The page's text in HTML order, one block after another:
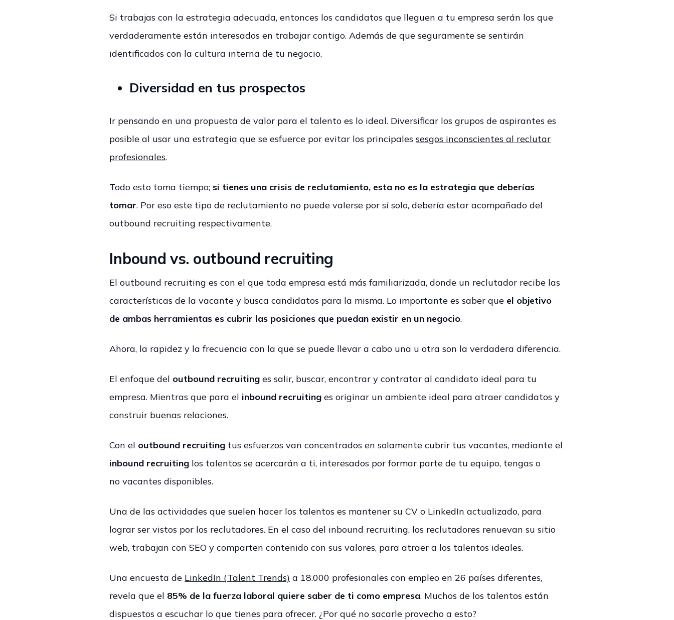
Si trabajas con la estrategia adecuada, entonces los candidatos que lleguen a tu empresa serán los que
verdaderamente están interesados en trabajar contigo. Además de que seguramente se sentirán
identificados con la cultura interna de tu negocio.
Diversidad en tus prospectos
Ir pensando en una propuesta de valor para el talento es lo ideal. Diversificar los grupos de aspirantes es
posible al usar una estrategia que se esfuerce por evitar los principalessesgos inconscientes al reclutar
profesionales.
Todo esto toma tiempo; si tienes una crisis de reclutamiento, esta no es la estrategia que deberías
tomar. Por eso este tipo de reclutamiento no puede valerse por sí solo, debería estar acompañado del
outbound recruiting respectivamente.
Inbound vs. outbound recruiting
El outbound recruiting es con el que toda empresa está más familiarizada, donde un reclutador recibe las
características de la vacante y busca candidatos para la misma. Lo importante es saber que el objetivo
de ambas herramientas es cubrir las posiciones que puedan existir en un negocio.
Ahora, la rapidez y la frecuencia con la que se puede llevar a cabo una u otra son la verdadera diferencia.
El enfoque del outbound recruiting es salir, buscar, encontrar y contratar al candidato ideal para tu
empresa. Mientras que para el inbound recruiting es originar un ambiente ideal para atraer candidatos y
construir buenas relaciones.
Con el outbound recruiting tus esfuerzos van concentrados en solamente cubrir tus vacantes, mediante el
inbound recruiting los talentos se acercarán a ti, interesados por formar parte de tu equipo, tengas o
no vacantes disponibles.
Una de las actividades que suelen hacer los talentos es mantener su CV o LinkedIn actualizado, para
lograr ser vistos por los reclutadores. En el caso del inbound recruiting, los reclutadores renuevan su sitio
web, trabajan con SEO y comparten contenido con sus valores, para atraer a los talentos ideales.
Una encuesta de LinkedIn (Talent Trends) a 18.000 profesionales con empleo en 26 países diferentes,
revela que el 85% de la fuerza laboral quiere saber de ti como empresa. Muchos de los talentos están
dispuestos a escuchar lo que tienes para ofrecer. ¿Por qué no sacarle provecho a esto?